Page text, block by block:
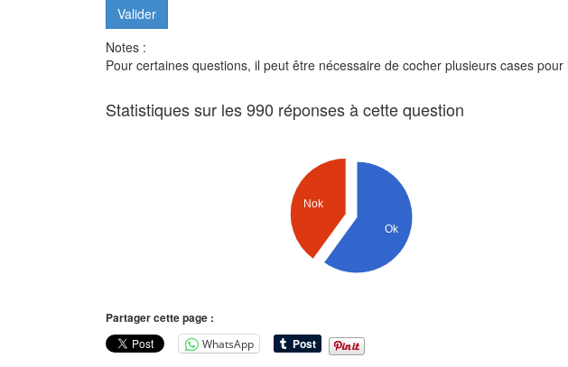
Notes :
Pour certaines questions, il peut être nécessaire de cocher plusieurs cases
Statistiques sur les 990 réponses à cette question
Nok
Ok
Partager cette page :
WhatsApp